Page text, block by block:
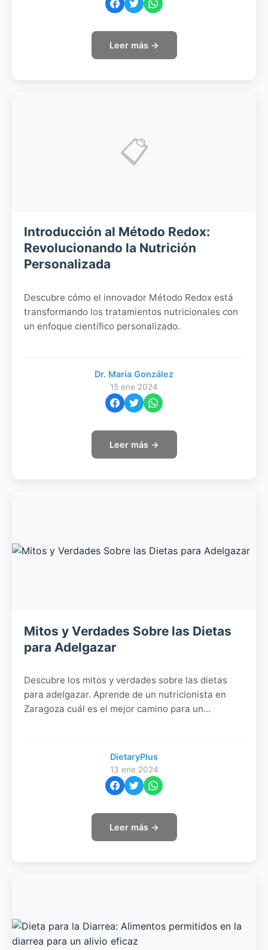
Leer más →
📋
Introducción al Método Redox:
Revolucionando la Nutrición
Personalizada
Descubre cómo el innovador Método Redox está
transformando los tratamientos nutricionales con
un enfoque científico personalizado.
Dr. María González
15 ene 2024
Leer más →
Mitos y Verdades Sobre las Dietas
para Adelgazar
Descubre los mitos y verdades sobre las dietas
para adelgazar. Aprende de un nutricionista en
Zaragoza cuál es el mejor camino para un
DietaryPlus
13 ene 2024
Leer más →